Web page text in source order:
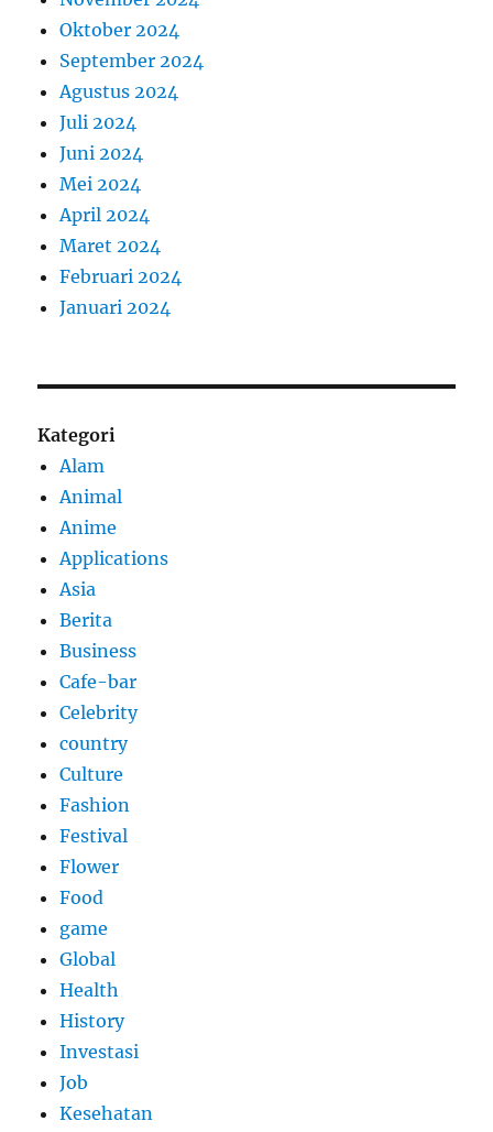
Oktober 2024
September 2024
Agustus 2024
Juli 2024
Juni 2024
Mei 2024
April 2024
Maret 2024
Februari 2024
Januari 2024
Kategori
Alam
Animal
Anime
Applications
Asia
Berita
Business
Cafe-bar
Celebrity
country
Culture
Fashion
Festival
Flower
Food
game
Global
Health
History
Investasi
Job
Kesehatan